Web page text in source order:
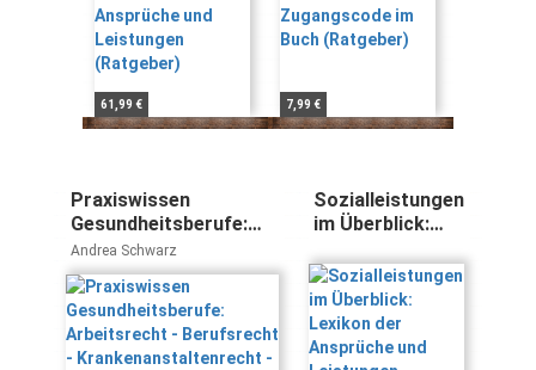
61,99 € 7,99 €
Praxiswissen
Gesundheitsberufe:
Arbeitsrecht -
Berufsrecht -
Krankenanstaltenrecht
- Haftung -
Patientenrecht -
Andrea Schwarz
Sozialleistungen
im Überblick:
Ansprüche und
Leistungen.
Ausgabe 2008
(Ratgeber)